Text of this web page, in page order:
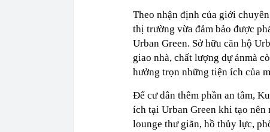
Theo nhận định của giới
thị trường vừa đảm bảo được
Urban Green. Sở hữu căn hộ
giao nhà, chất lượng dự ánmà
hưởng trọn những tiện ích của
Để cư dân thêm phần an tâm,
ích tại Urban Green khi tạo
lounge thư giãn, hồ thủy lực,